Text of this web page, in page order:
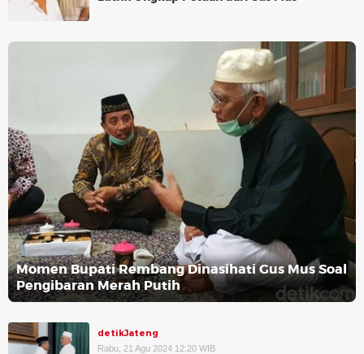
Momen Bupati Rembang Dinasihati Gus Mus Soal
Pengibaran Merah Putih
detikJateng
Rabu, 21 Agu 2024 12:20 WIB